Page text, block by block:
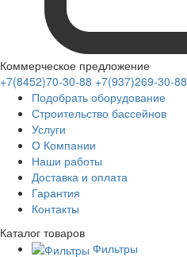
Коммерческое предложение
+7(8452)70-30-88 +7(937)269-30-88
Подобрать оборудование
Строительство бассейнов
Услуги
О Компании
Наши работы
Доставка и оплата
Гарантия
Контакты
Каталог товаров
Фильтры